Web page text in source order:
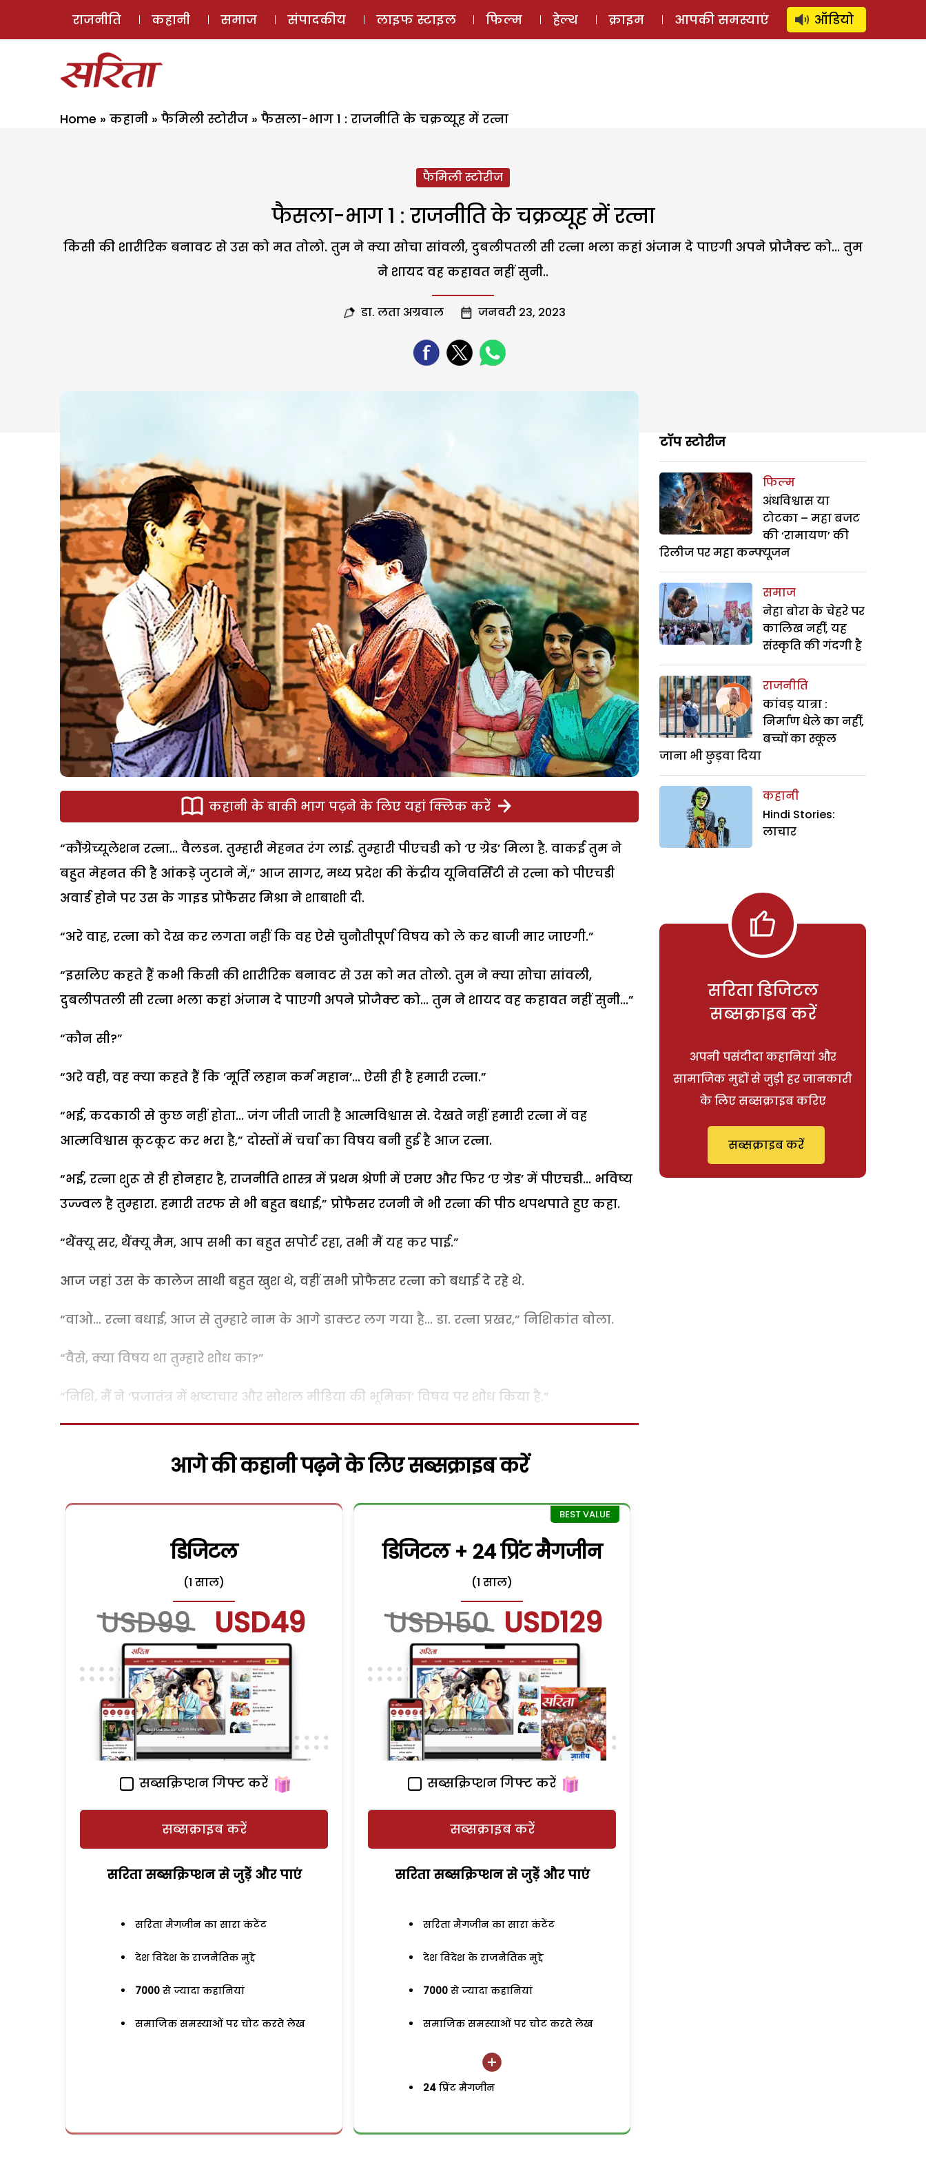
ई-मैगज़ीन ऑडियो स्टोरी लॉग इन ⚲ SUBSCRIBE
राजनीति कहानी समाज संपादकीय लाइफ स्टाइल फिल्म हेल्थ क्राइम आपकी समस्याएं ऑडियो
Home » कहानी » फैमिली स्टोरीज » फैसला-भाग 1 : राजनीति के चक्रव्यूह में रत्ना
फैमिली स्टोरीज
फैसला-भाग 1 : राजनीति के चक्रव्यूह में रत्ना
किसी की शारीरिक बनावट से उस को मत तोलो. तुम ने क्या सोचा सांवली, दुबलीपतली सी रत्ना भला कहां अंजाम दे पाएगी अपने प्रोजैक्ट को... तुम
ने शायद वह कहावत नहीं सुनी..
डा. लता अग्रवाल जनवरी 23, 2023
कहानी के बाकी भाग पढ़ने के लिए यहां क्लिक करें
“कौंग्रेच्यूलेशन रत्ना... वैलडन. तुम्हारी मेहनत रंग लाई. तुम्हारी पीएचडी को ‘ए ग्रेड’ मिला है. वाकई तुम ने
बहुत मेहनत की है आंकड़े जुटाने में,” आज सागर, मध्य प्रदेश की केंद्रीय यूनिवर्सिटी से रत्ना को पीएचडी
अवार्ड होने पर उस के गाइड प्रोफैसर मिश्रा ने शाबाशी दी.
“अरे वाह, रत्ना को देख कर लगता नहीं कि वह ऐसे चुनौतीपूर्ण विषय को ले कर बाजी मार जाएगी.”
“इसलिए कहते हैं कभी किसी की शारीरिक बनावट से उस को मत तोलो. तुम ने क्या सोचा सांवली,
दुबलीपतली सी रत्ना भला कहां अंजाम दे पाएगी अपने प्रोजैक्ट को... तुम ने शायद वह कहावत नहीं सुनी...”
“कौन सी?”
“अरे वही, वह क्या कहते हैं कि ’मूर्ति लहान कर्म महान’... ऐसी ही है हमारी रत्ना.”
“भई, कदकाठी से कुछ नहीं होता... जंग जीती जाती है आत्मविश्वास से. देखते नहीं हमारी रत्ना में वह
आत्मविश्वास कूटकूट कर भरा है,” दोस्तों में चर्चा का विषय बनी हुई है आज रत्ना.
“भई, रत्ना शुरू से ही होनहार है, राजनीति शास्त्र में प्रथम श्रेणी में एमए और फिर ‘ए ग्रेड’ में पीएचडी... भविष्य
उज्ज्वल है तुम्हारा. हमारी तरफ से भी बहुत बधाई,” प्रोफैसर रजनी ने भी रत्ना की पीठ थपथपाते हुए कहा.
“थैंक्यू सर, थैंक्यू मैम, आप सभी का बहुत सपोर्ट रहा, तभी मैं यह कर पाई.”
आज जहां उस के कालेज साथी बहुत खुश थे, वहीं सभी प्रोफैसर रत्ना को बधाई दे रहे थे.
“वाओ... रत्ना बधाई, आज से तुम्हारे नाम के आगे डाक्टर लग गया है... डा. रत्ना प्रखर,” निशिकांत बोला.
“वैसे, क्या विषय था तुम्हारे शोध का?”
“निशि, मैं ने ‘प्रजातंत्र में भ्रष्टाचार और सोशल मीडिया की भूमिका’ विषय पर शोध किया है.”
आगे की कहानी पढ़ने के लिए सब्सक्राइब करें
डिजिटल
(1 साल)
USD99 USD49
सब्सक्रिप्शन गिफ्ट करें
सब्सक्राइब करें
सरिता सब्सक्रिप्शन से जुड़ेें और पाएं
सरिता मैगजीन का सारा कंटेंट
देश विदेश के राजनैतिक मुद्दे
7000 से ज्यादा कहानियां
समाजिक समस्याओं पर चोट करते लेख
डिजिटल + 24 प्रिंट मैगजीन
(1 साल)
USD150 USD129
सब्सक्रिप्शन गिफ्ट करें
सब्सक्राइब करें
सरिता सब्सक्रिप्शन से जुड़ेें और पाएं
सरिता मैगजीन का सारा कंटेंट
देश विदेश के राजनैतिक मुद्दे
7000 से ज्यादा कहानियां
समाजिक समस्याओं पर चोट करते लेख
24 प्रिंट मैगजीन
टॉप स्टोरीज
फिल्म
अंधविश्वास या
टोटका – महा बजट
की ‘रामायण’ की
रिलीज पर महा कन्फ्यूजन
समाज
नेहा बोरा के चेहरे पर
कालिख नहीं, यह
संस्कृति की गंदगी है
राजनीति
कांवड़ यात्रा :
निर्माण धेले का नहीं,
बच्चों का स्कूल
जाना भी छुड़वा दिया
कहानी
Hindi Stories:
लाचार
सरिता डिजिटल
सब्सक्राइब करें
अपनी पसंदीदा कहानियां और
सामाजिक मुद्दों से जुड़ी हर जानकारी
के लिए सब्सक्राइब करिए
सब्सक्राइब करें